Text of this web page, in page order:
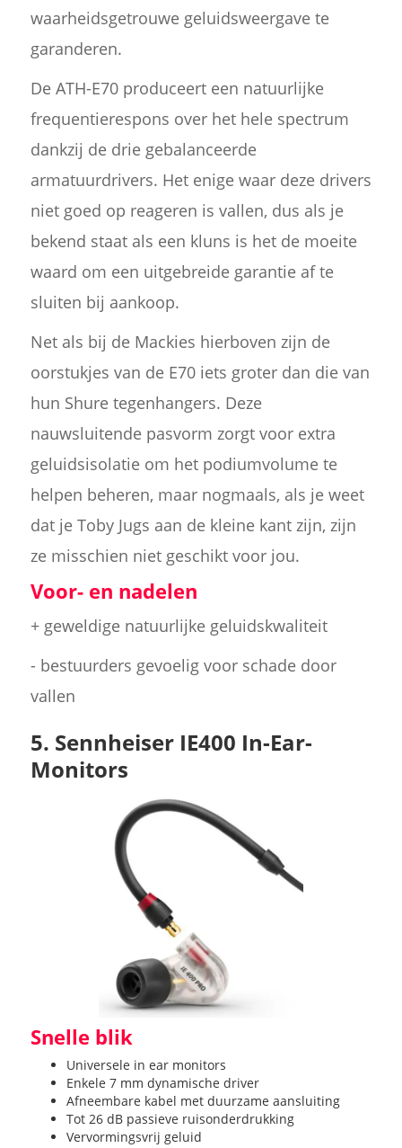
waarheidsgetrouwe geluidsweergave te
garanderen.
De ATH-E70 produceert een natuurlijke
frequentierespons over het hele spectrum
dankzij de drie gebalanceerde
armatuurdrivers. Het enige waar deze drivers
niet goed op reageren is vallen, dus als je
bekend staat als een kluns is het de moeite
waard om een uitgebreide garantie af te
sluiten bij aankoop.
Net als bij de Mackies hierboven zijn de
oorstukjes van de E70 iets groter dan die van
hun Shure tegenhangers. Deze
nauwsluitende pasvorm zorgt voor extra
geluidsisolatie om het podiumvolume te
helpen beheren, maar nogmaals, als je weet
dat je Toby Jugs aan de kleine kant zijn, zijn
ze misschien niet geschikt voor jou.
Voor- en nadelen
+ geweldige natuurlijke geluidskwaliteit
- bestuurders gevoelig voor schade door
vallen
5. Sennheiser IE400 In-Ear-
Monitors
Snelle blik
Universele in ear monitors
Enkele 7 mm dynamische driver
Afneembare kabel met duurzame aansluiting
Tot 26 dB passieve ruisonderdrukking
Vervormingsvrij geluid